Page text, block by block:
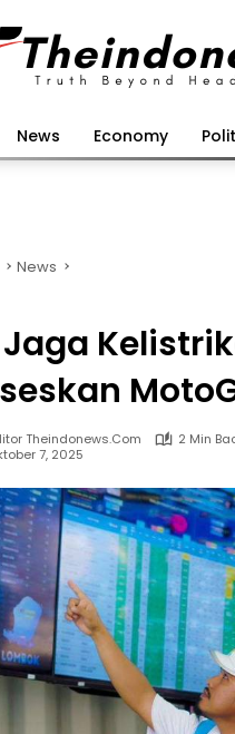
News Economy
News
Jaga
Theindonews.com
2 Min
7, 2025